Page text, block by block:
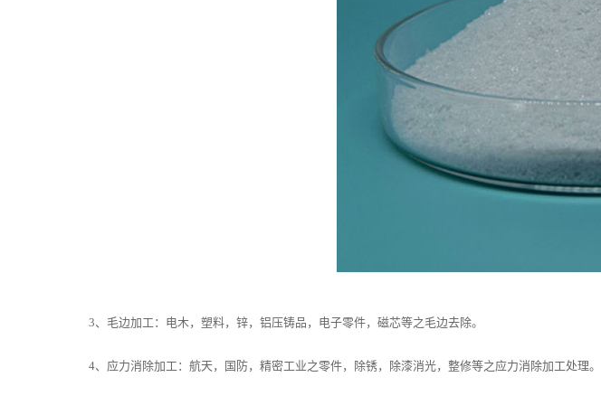
3、毛边加工：电木，塑料，锌，铝压铸品，电子零件，磁芯等之毛边去除。
4、应力消除加工：航天，国防，精密工业之零件，除锈，除漆消光，整修等之应力消除加工处理。